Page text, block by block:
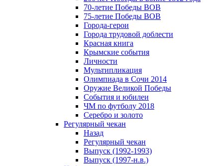
70-летие Победы ВОВ
75-летие Победы ВОВ
Города-герои
Города трудовой доблести
Красная книга
Крымские события
Личности
Мультипликация
Олимпиада в Сочи 2014
Оружие Великой Победы
События и юбилеи
ЧМ по футболу 2018
Серебро и золото
Регулярный чекан
Назад
Регулярный чекан
Выпуск (1992-1993)
Выпуск (1997-н.в.)